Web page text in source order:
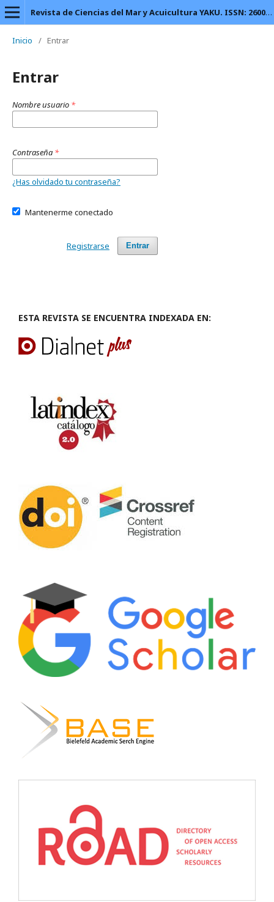
Revista de Ciencias del Mar y Acuicultura YAKU. ISSN: 2600-5824.
Inicio / Entrar
Entrar
Nombre usuario *
Contraseña *
¿Has olvidado tu contraseña?
Mantenerme conectado
Entrar
Registrarse
ESTA REVISTA SE ENCUENTRA INDEXADA EN: